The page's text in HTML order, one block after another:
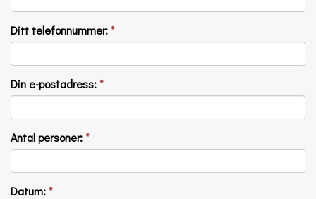
Ditt telefonnummer:*
Din e-postadress:*
Antal personer:*
Datum:*